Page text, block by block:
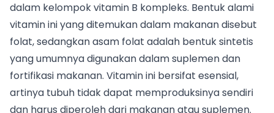
dalam kelompok vitamin B kompleks. Bentuk alami
vitamin ini yang ditemukan dalam makanan disebut
folat, sedangkan asam folat adalah bentuk sintetis
yang umumnya digunakan dalam suplemen dan
fortifikasi makanan. Vitamin ini bersifat esensial,
artinya tubuh tidak dapat memproduksinya sendiri
dan harus diperoleh dari makanan atau suplemen.